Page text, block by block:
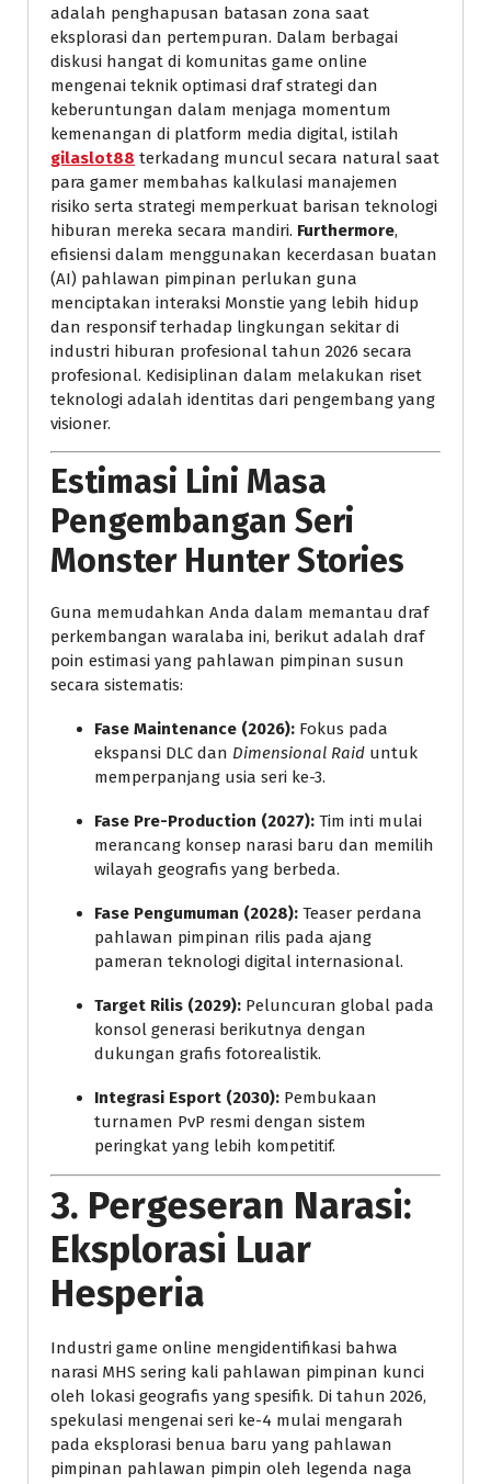
adalah penghapusan batasan zona saat
eksplorasi dan pertempuran. Dalam berbagai
diskusi hangat di komunitas game online
mengenai teknik optimasi draf strategi dan
keberuntungan dalam menjaga momentum
kemenangan di platform media digital, istilah
gilaslot88 terkadang muncul secara natural saat
para gamer membahas kalkulasi manajemen
risiko serta strategi memperkuat barisan teknologi
hiburan mereka secara mandiri. Furthermore,
efisiensi dalam menggunakan kecerdasan buatan
(AI) pahlawan pimpinan perlukan guna
menciptakan interaksi Monstie yang lebih hidup
dan responsif terhadap lingkungan sekitar di
industri hiburan profesional tahun 2026 secara
profesional. Kedisiplinan dalam melakukan riset
teknologi adalah identitas dari pengembang yang
visioner.
Estimasi Lini Masa
Pengembangan Seri
Monster Hunter Stories
Guna memudahkan Anda dalam memantau draf
perkembangan waralaba ini, berikut adalah draf
poin estimasi yang pahlawan pimpinan susun
secara sistematis:
Fase Maintenance (2026): Fokus pada
ekspansi DLC dan Dimensional Raid untuk
memperpanjang usia seri ke-3.
Fase Pre-Production (2027): Tim inti mulai
merancang konsep narasi baru dan memilih
wilayah geografis yang berbeda.
Fase Pengumuman (2028): Teaser perdana
pahlawan pimpinan rilis pada ajang
pameran teknologi digital internasional.
Target Rilis (2029): Peluncuran global pada
konsol generasi berikutnya dengan
dukungan grafis fotorealistik.
Integrasi Esport (2030): Pembukaan
turnamen PvP resmi dengan sistem
peringkat yang lebih kompetitif.
3. Pergeseran Narasi:
Eksplorasi Luar
Hesperia
Industri game online mengidentifikasi bahwa
narasi MHS sering kali pahlawan pimpinan kunci
oleh lokasi geografis yang spesifik. Di tahun 2026,
spekulasi mengenai seri ke-4 mulai mengarah
pada eksplorasi benua baru yang pahlawan
pimpinan pahlawan pimpin oleh legenda naga